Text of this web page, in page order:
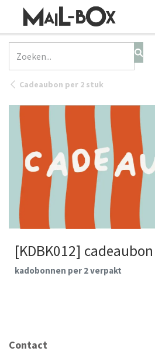
OVERSLAAN NAAR INHOUD
Cadeaubon per 2 stuk
[KDBK012]
kadobonnen per 2 verpakt
Contact